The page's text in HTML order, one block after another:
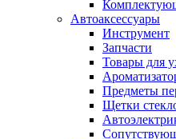
Автоаксессуары
Инструмент
Запчасти
Товары для
Предметы
Щетки